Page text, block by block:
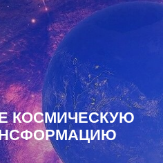
КОСМИЧЕСКУЮ